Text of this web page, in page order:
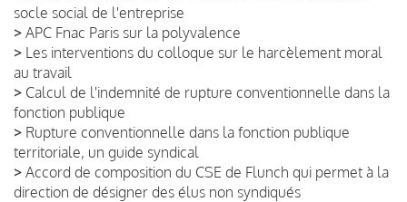
socle social de l'entreprise
> APC Fnac Paris sur la polyvalence
> Les interventions du colloque sur le harcèlement moral
au travail
> Calcul de l'indemnité de rupture conventionnelle dans la
fonction publique
> Rupture conventionnelle dans la fonction publique
territoriale, un guide syndical
> Accord de composition du CSE de Flunch qui permet à la
direction de désigner des élus non syndiqués